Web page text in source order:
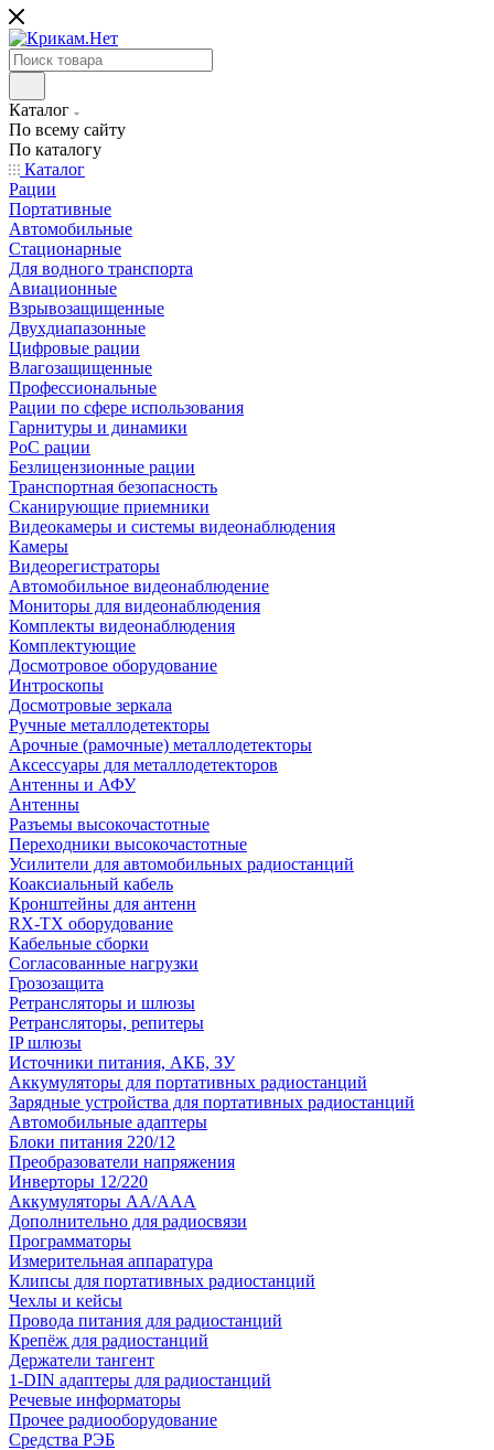
Каталог
По всему сайту
По каталогу
Каталог
Рации
Портативные
Автомобильные
Стационарные
Для водного транспорта
Авиационные
Взрывозащищенные
Двухдиапазонные
Цифровые рации
Влагозащищенные
Профессиональные
Рации по сфере использования
Гарнитуры и динамики
PoC рации
Безлицензионные рации
Транспортная безопасность
Сканирующие приемники
Видеокамеры и системы видеонаблюдения
Камеры
Видеорегистраторы
Автомобильное видеонаблюдение
Мониторы для видеонаблюдения
Комплекты видеонаблюдения
Комплектующие
Досмотровое оборудование
Интроскопы
Досмотровые зеркала
Ручные металлодетекторы
Арочные (рамочные) металлодетекторы
Аксессуары для металлодетекторов
Антенны и АФУ
Антенны
Разъемы высокочастотные
Переходники высокочастотные
Усилители для автомобильных радиостанций
Коаксиальный кабель
Кронштейны для антенн
RX-TX оборудование
Кабельные сборки
Согласованные нагрузки
Грозозащита
Ретрансляторы и шлюзы
Ретрансляторы, репитеры
IP шлюзы
Источники питания, АКБ, ЗУ
Аккумуляторы для портативных радиостанций
Зарядные устройства для портативных радиостанций
Автомобильные адаптеры
Блоки питания 220/12
Преобразователи напряжения
Инверторы 12/220
Аккумуляторы АА/ААА
Дополнительно для радиосвязи
Программаторы
Измерительная аппаратура
Клипсы для портативных радиостанций
Чехлы и кейсы
Провода питания для радиостанций
Крепёж для радиостанций
Держатели тангент
1-DIN адаптеры для радиостанций
Речевые информаторы
Прочее радиооборудование
Средства РЭБ